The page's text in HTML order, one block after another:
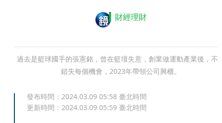
財經理財
過去是籃球國手的張憲銘，曾在籃壇失意，創業做運動產業後，不
錯失每個機會，2023年帶領公司興櫃。
發布時間： 2024.03.09 05:58 臺北時間
更新時間： 2024.03.09 05:59 臺北時間